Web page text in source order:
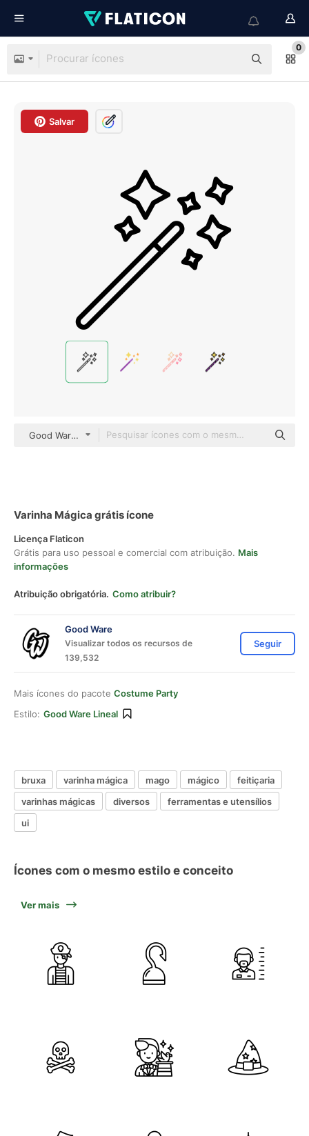
0
Salvar
Good Ware Lineal
Varinha Mágica grátis ícone
Licença Flaticon
Grátis para uso pessoal e comercial com atribuição. Mais
informações
Atribuição obrigatória. Como atribuir?
Good Ware
Visualizar todos os recursos de
139,532
Seguir
Mais ícones do pacote Costume Party
Estilo: Good Ware Lineal
bruxa varinha mágica mago mágico
feitiçaria
varinhas mágicas
diversos
ferramentas e utensílios
ui
Ícones com o mesmo estilo e conceito
Ver mais